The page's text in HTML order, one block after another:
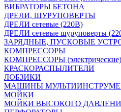
ВИБРАТОРЫ БЕТОНА
ДРЕЛИ, ШУРУПОВЕРТЫ
ДРЕЛИ сетевые (220В)
ДРЕЛИ сетевые шуруповерты
ЗАРЯДНЫЕ, ПУСКОВЫЕ
КОМПРЕССОРЫ
КОМПРЕССОРЫ (электрические)
КРАСКОРАСПЫЛИТЕЛИ
ЛОБЗИКИ
МАШИНЫ
МОЙКИ
МОЙКИ ВЫСОКОГО ДАВЛЕНИЯ